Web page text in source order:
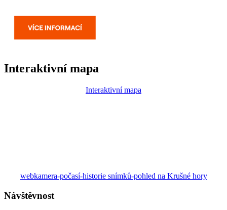
Interaktivní mapa
Interaktivní mapa
webkamera-počasí-historie snímků-pohled na Krušné hory
Návštěvnost